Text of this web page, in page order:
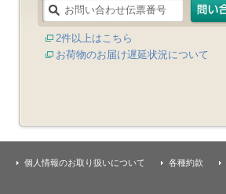
2件以上はこちら
お荷物のお届け遅延状況について
個人情報のお取り扱いについて 各種約款